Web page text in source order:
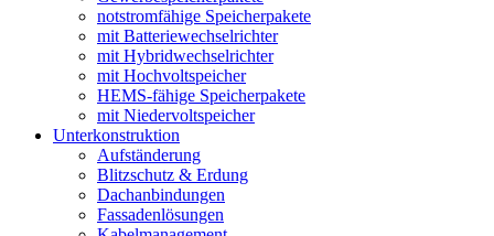
notstromfähige Speicherpakete
mit Batteriewechselrichter
mit Hybridwechselrichter
mit Hochvoltspeicher
HEMS-fähige Speicherpakete
mit Niedervoltspeicher
Unterkonstruktion
Aufständerung
Blitzschutz & Erdung
Dachanbindungen
Fassadenlösungen